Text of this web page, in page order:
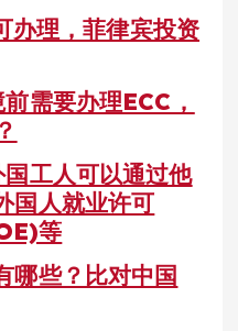
办理，菲律宾投资
需要办理ECC，
工人可以通过他
国人就业许可
等
哪些？比对中国